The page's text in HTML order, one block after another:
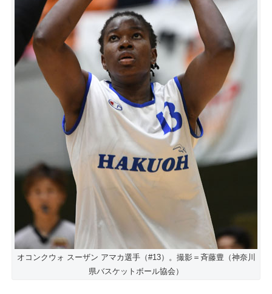
オコンクウォ スーザン アマカ選手（#13）。撮影＝斉藤豊（神奈川
県バスケットボール協会）